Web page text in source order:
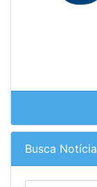
Busca Notícia